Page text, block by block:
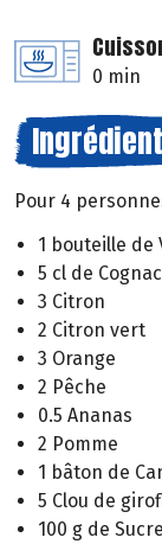
0 min
Pour 4
1 bouteille de
5 cl de Cognac
3 Citron
2 Citron vert
3 Orange
2 Pêche
0.5 Ananas
2 Pomme
1 bâton de
5 Clou de
100 g de